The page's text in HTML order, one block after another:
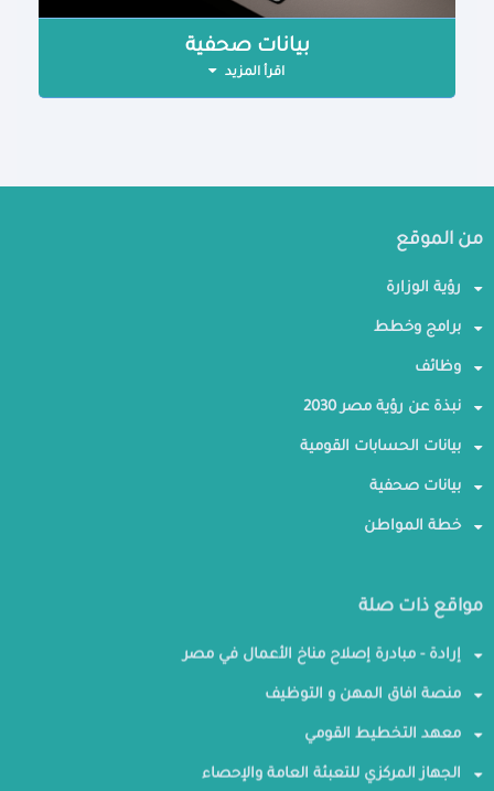
بيانات صحفية
اقرأ المزيد
من الموقع
رؤية الوزارة
برامج وخطط
وظائف
نبذة عن رؤية مصر 2030
بيانات الحسابات القومية
بيانات صحفية
خطة المواطن
مواقع ذات صلة
إرادة - مبادرة إصلاح مناخ الأعمال في مصر
منصة افاق المهن و التوظيف
معهد التخطيط القومي
الجهاز المركزي للتعبئة العامة والإحصاء